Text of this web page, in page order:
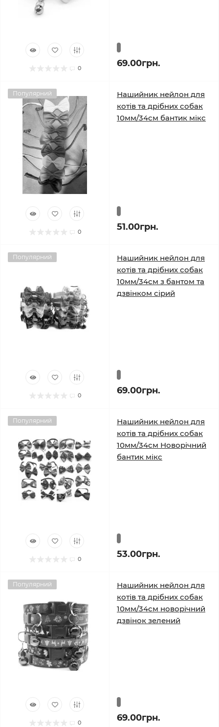
0 69.00грн.
Популярний
0
Нашийник нейлон для
котів та дрібних собак
10мм/34см бантик мікс
51.00грн.
Популярний
0
Нашийник нейлон для
котів та дрібних собак
10мм/34см з бантом та
дзвінком сірий
69.00грн.
Популярний
0
Нашийник нейлон для
котів та дрібних собак
10мм/34см Новорічний
бантик мікс
53.00грн.
Популярний
0
Нашийник нейлон для
котів та дрібних собак
10мм/34см новорічний
дзвінок зелений
69.00грн.